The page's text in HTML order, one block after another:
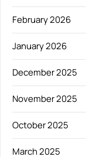
February 2026
January 2026
December 2025
November 2025
October 2025
March 2025